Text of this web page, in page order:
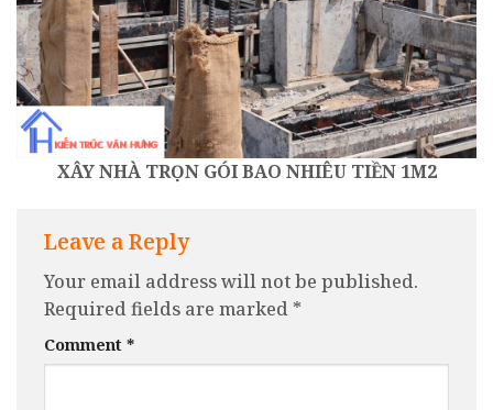
XÂY NHÀ TRỌN GÓI BAO NHIÊU TIỀN 1M2
Leave a Reply
Your email address will not be published.
Required fields are marked *
Comment *